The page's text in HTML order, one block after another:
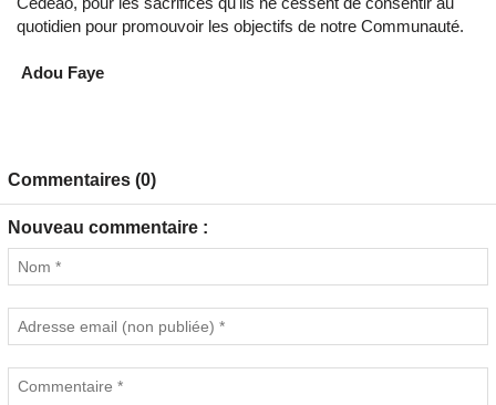
quotidien pour promouvoir les objectifs de notre Communauté.
Adou Faye
Commentaires (0)
Nouveau commentaire :